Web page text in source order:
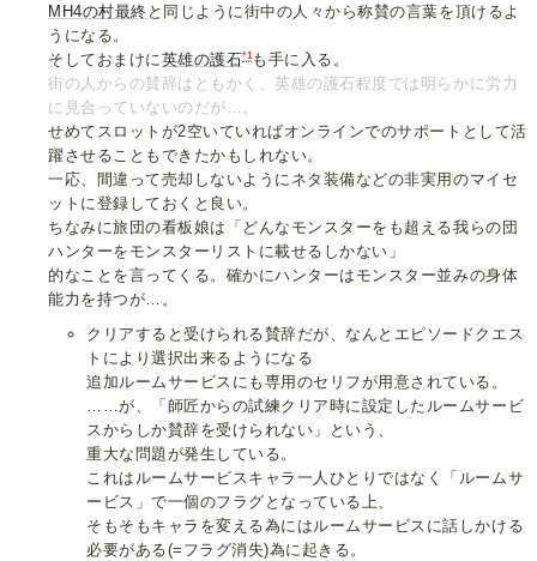
MH4の村最終 と同じように街中の人々から称賛の言葉を頂けるよ
うになる。
そしておまけに英雄の護石*1も手に入る。
街の人からの賛辞はともかく、英雄の護石程度では明らかに労力
に見合っていないのだが…。
せめてスロットが2空いていればオンラインでのサポートとして活
躍させることもできたかもしれない。
一応、間違って売却しないようにネタ装備などの非実用のマイセ
ットに登録しておくと良い。
ちなみに旅団の看板娘は「どんなモンスターをも超える我らの団
ハンターをモンスターリストに載せるしかない」
的なことを言ってくる。確かにハンターはモンスター並みの身体
能力を持つが…。
クリアすると受けられる賛辞だが、なんとエピソードクエス
トにより選択出来るようになる
追加ルームサービスにも専用のセリフが用意されている。
……が、「師匠からの試練クリア時に設定したルームサービ
スからしか賛辞を受けられない」という、
重大な問題が発生している。
これはルームサービスキャラ一人ひとりではなく「ルームサ
ービス」で一個のフラグとなっている上、
そもそもキャラを変える為にはルームサービスに話しかける
必要がある(=フラグ消失)為に起きる。